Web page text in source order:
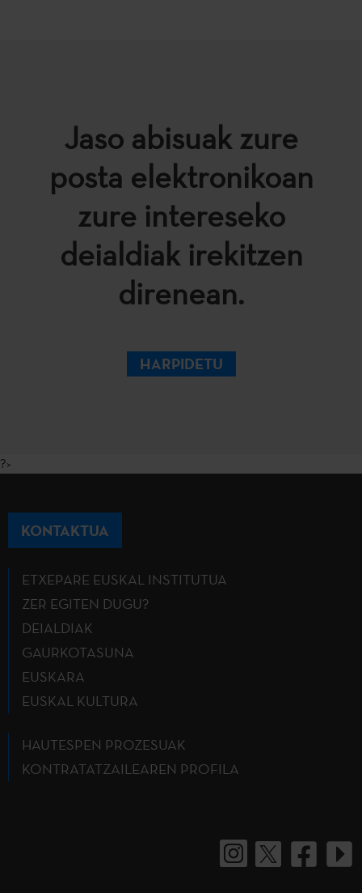
Jaso abisuak zure
posta elektronikoan
zure intereseko
deialdiak irekitzen
direnean.
HARPIDETU
?>
KONTAKTUA
ETXEPARE EUSKAL INSTITUTUA
ZER EGITEN DUGU?
DEIALDIAK
GAURKOTASUNA
EUSKARA
EUSKAL KULTURA
HAUTESPEN PROZESUAK
KONTRATATZAILEAREN PROFILA